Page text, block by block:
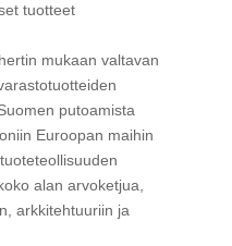
tuotteet
mukaan valtavan
putoamista
Euroopan maihin
alan arvoketjua,
arkkitehtuuriin ja